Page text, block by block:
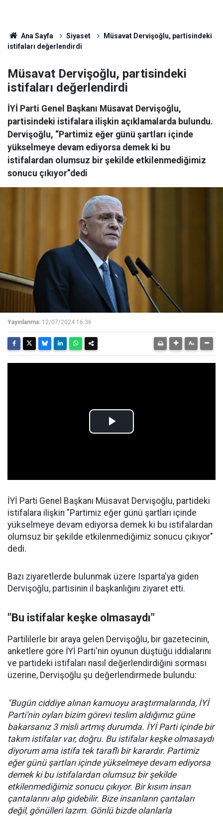
Ana Sayfa Siyaset
Müsavat Dervişoğlu, partisindeki
istifaları değerlendirdi
Müsavat Dervişoğlu, partisindeki
istifaları değerlendirdi
İYİ Parti Genel Başkanı Müsavat Dervişoğlu,
partisindeki istifalara ilişkin açıklamalarda bulundu.
Dervişoğlu, “Partimiz eğer günü şartları içinde
yükselmeye devam ediyorsa demek ki bu
istifalardan olumsuz bir şekilde etkilenmediğimiz
sonucu çıkıyor”dedi
Yayınlanma: 12/07/2024 16:36
İYİ Parti Genel Başkanı Müsavat Dervişoğlu, partideki
istifalara ilişkin "Partimiz eğer günü şartları içinde
yükselmeye devam ediyorsa demek ki bu istifalardan
olumsuz bir şekilde etkilenmediğimiz sonucu çıkıyor"
dedi.
Bazı ziyaretlerde bulunmak üzere Isparta'ya giden
Dervişoğlu, partisinin il başkanlığını ziyaret etti.
"Bu istifalar keşke olmasaydı"
Partililerle bir araya gelen Dervişoğlu, bir gazetecinin,
anketlere göre İYİ Parti'nin oyunun düştüğü iddialarını
ve partideki istifaları nasıl değerlendirdiğini sorması
üzerine, Dervişoğlu şu değerlendirmede bulundu:
"Bugün ciddiye alınan kamuoyu araştırmalarında, İYİ
Parti'nin oyları bizim görevi teslim aldığımız güne
bakarsanız 3 misli artmış durumda. İYİ Parti içinde bir
takım istifalar var, doğru. Bu istifalar keşke olmasaydı
diyorum ama istifa tek taraflı bir karardır. Partimiz
eğer günü şartları içinde yükselmeye devam ediyorsa
demek ki bu istifalardan olumsuz bir şekilde
etkilenmediğimiz sonucu çıkıyor. Bir kısım insan
çantalarını alıp gidebilir. Bize insanların çantaları
değil, gönülleri lazım. Gönlü bizde olanlarla